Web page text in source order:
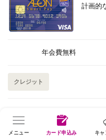
計画的
年会費無料
クレジット
イオンサンデーカード
イオ
メニュー カード申込み キ